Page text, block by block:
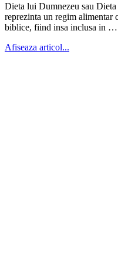
Dieta lui Dumnezeu sau
reprezinta un regim alimentar
biblice, fiind insa inclusa in …
Afiseaza articol...